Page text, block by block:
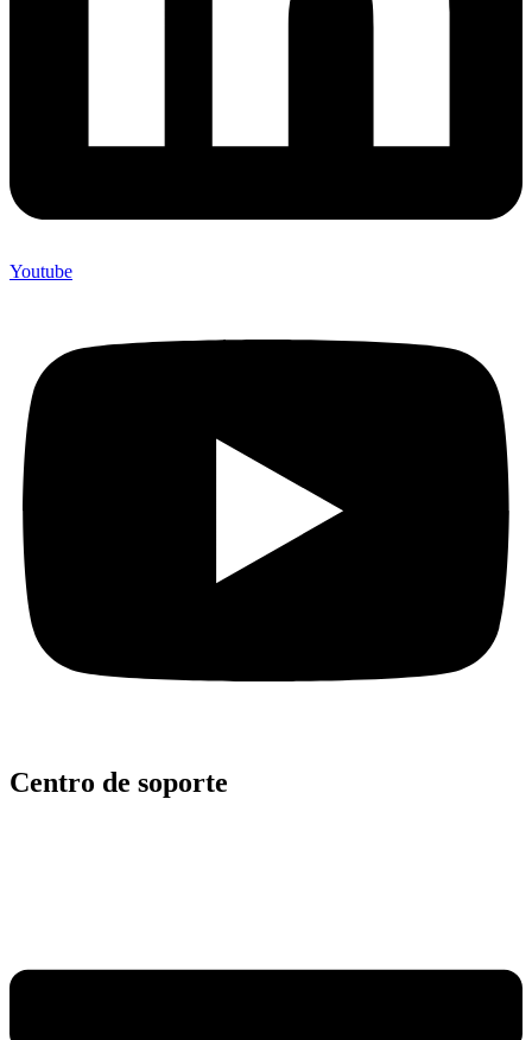
Youtube
Centro de soporte